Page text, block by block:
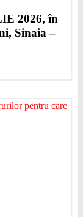
2026, în
Sinaia –